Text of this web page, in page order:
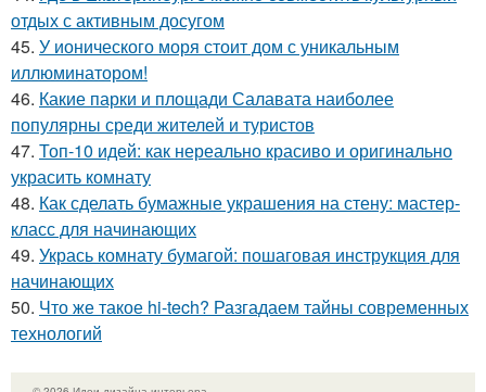
отдых с активным досугом
45. У ионического моря стоит дом с уникальным
иллюминатором!
46. Какие парки и площади Салавата наиболее
популярны среди жителей и туристов
47. Топ-10 идей: как нереально красиво и оригинально
украсить комнату
48. Как сделать бумажные украшения на стену: мастер-
класс для начинающих
49. Укрась комнату бумагой: пошаговая инструкция для
начинающих
50. Что же такое hi-tech? Разгадаем тайны современных
технологий